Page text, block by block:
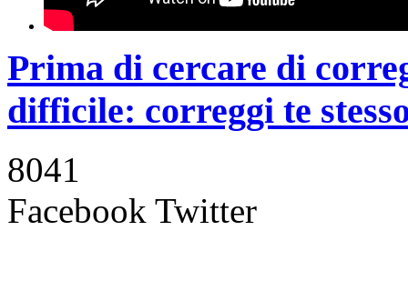
Prima di cercare di
difficile: correggi te
8041
Facebook Twitter